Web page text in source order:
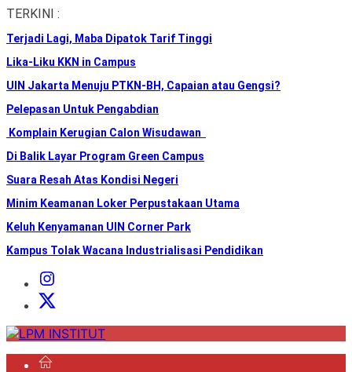
Skip
the
content
TERKINI :
Terjadi Lagi, Maba Dipatok Tarif Tinggi
Lika-Liku KKN in Campus
UIN Jakarta Menuju PTKN-BH, Capaian atau Gengsi?
Pelepasan Untuk Pengabdian
Komplain Kerugian Calon Wisudawan
Di Balik Layar Program Green Campus
Suara Resah Atas Kondisi Negeri
Minim Keamanan Loker Perpustakaan Utama
Keluh Kenyamanan UIN Corner Park
Kampus Tolak Wacana Industrialisasi Pendidikan
Instagram
Institut
X
LPM